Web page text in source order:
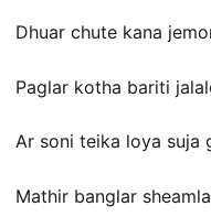
Dhuar chute kana
Paglar kotha bariti
Ar soni teika loya suja
Mathir banglar